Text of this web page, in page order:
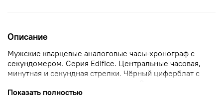
Описание
Мужские кварцевые аналоговые часы-хронограф с
секундомером. Серия Edifice. Центральные часовая,
минутная и секундная стрелки. Чёрный циферблат с
часовыми метками в виде штрихов. Стрелки с
люминесцентным покрытием, которое светится в
Показать полностью